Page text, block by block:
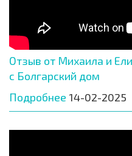
Отзыв от Михаила и
с Болгарский дом
Подробнее 14-02-2025